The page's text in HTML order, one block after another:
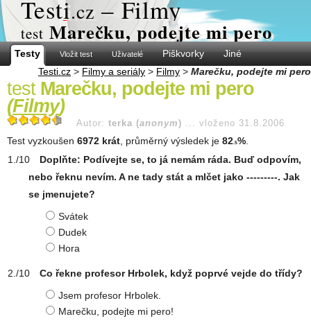
Testi.cz – Filmy
test Marečku, podejte mi pero
Testy Vložit test Uživatelé Piškvorky
Jiné
Testi.cz > Filmy a seriály > Filmy > Marečku, podejte mi pero
test Marečku, podejte mi pero
(Filmy)
Autor: terka (anonym ) ... vloženo 31.8.2006
Test vyzkoušen 6972 krát , průměrný výsledek je 82 .5%
Doplňte: Podívejte se, to já nemám ráda. Buď odpovím,
nebo řeknu nevím. A ne tady stát a mlčet jako ---------. Jak
se jmenujete?
Svátek
Dudek
Hora
Co řekne profesor Hrbolek, když poprvé vejde do třídy?
Jsem profesor Hrbolek.
Marečku, podejte mi pero!